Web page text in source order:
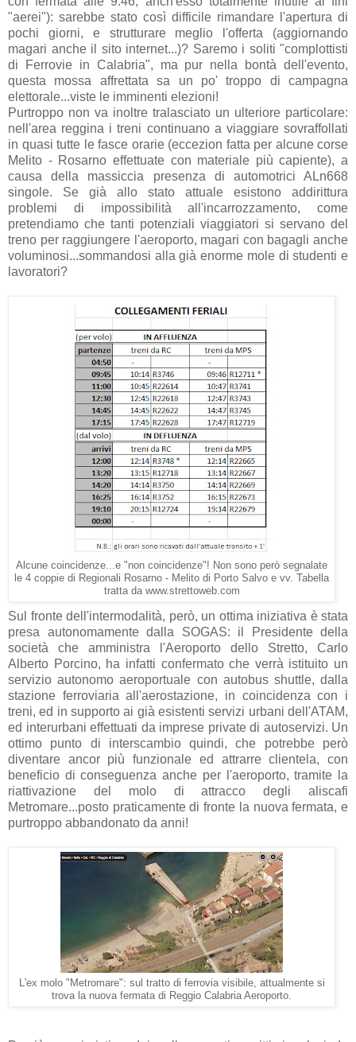
"aerei"): sarebbe stato così difficile rimandare l'apertura di
pochi giorni, e strutturare meglio l'offerta (aggiornando
magari anche il sito internet...)? Saremo i soliti "complottisti
di Ferrovie in Calabria", ma pur nella bontà dell'evento,
questa mossa affrettata sa un po' troppo di campagna
elettorale...viste le imminenti elezioni!
Purtroppo non va inoltre tralasciato un ulteriore particolare:
nell'area reggina i treni continuano a viaggiare sovraffollati
in quasi tutte le fasce orarie (eccezion fatta per alcune corse
Melito - Rosarno effettuate con materiale più capiente), a
causa della massiccia presenza di automotrici ALn668
singole. Se già allo stato attuale esistono addirittura
problemi di impossibilità all'incarrozzamento, come
pretendiamo che tanti potenziali viaggiatori si servano del
treno per raggiungere l'aeroporto, magari con bagagli anche
voluminosi...sommandosi alla già enorme mole di studenti e
lavoratori?
Alcune coincidenze...e "non coincidenze"! Non sono però segnalate
le 4 coppie di Regionali Rosarno - Melito di Porto Salvo e vv. Tabella
tratta da www.strettoweb.com
Sul fronte dell'intermodalità, però, un ottima iniziativa è stata
presa autonomamente dalla SOGAS: il Presidente della
società che amministra l'Aeroporto dello Stretto, Carlo
Alberto Porcino, ha infatti confermato che verrà istituito un
servizio autonomo aeroportuale con autobus shuttle, dalla
stazione ferroviaria all'aerostazione, in coincidenza con i
treni, ed in supporto ai già esistenti servizi urbani dell'ATAM,
ed interurbani effettuati da imprese private di autoservizi. Un
ottimo punto di interscambio quindi, che potrebbe però
diventare ancor più funzionale ed attrarre clientela, con
beneficio di conseguenza anche per l'aeroporto, tramite la
riattivazione del molo di attracco degli aliscafi
Metromare...posto praticamente di fronte la nuova fermata, e
purtroppo abbandonato da anni!
L'ex molo "Metromare": sul tratto di ferrovia visibile, attualmente si
trova la nuova fermata di Reggio Calabria Aeroporto.